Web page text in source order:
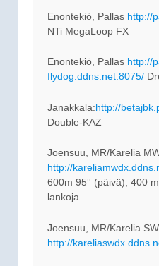
Enontekiö, Pallas http://
NTi MegaLoop FX
Enontekiö, Pallas http://
flydog.ddns.net:8075/
Janakkala:http://
Double-KAZ
Joensuu, MR/Karelia
http://
600m 95° (päivä), 400
lankoja
Joensuu, MR/Karelia
http://